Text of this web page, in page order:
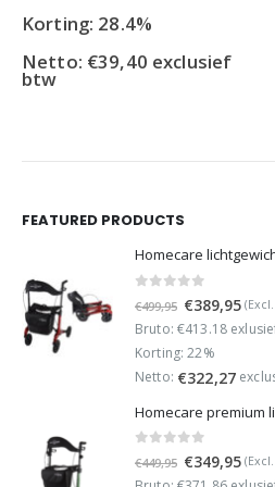
exclusief
FEATURED PRODUCTS
€499,95
prijs
was:
€499,95.
€389,95
prijs
Bruto: €413.18
Korting: 22%
Netto: €322,27
out of 5
€449,95 €349,95